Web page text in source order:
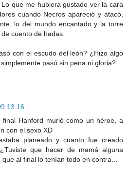
que me hubiera gustado ver la cara
cuando Necros apareció y atacó,
lo del mundo encantado y la torre
cuento de hadas.
con el escudo del león? ¿Hizo algo
pasó sin pena ni gloria?
13:16
final Hanford murió como un héroe, a
con el sexo XD
planeado y cuanto fue creado
que hacer de mamá alguna
al final lo tenían todo en contra...